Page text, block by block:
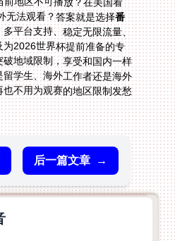
无法观看？答案就是选择番
平台支持、稳定无限流量、
以及为2026世界杯提前准备的专
松突破地域限制，享受和国内一样
你是留学生、海外工作者还是海外
也不用为观赛的地区限制发愁
后一篇文章 →